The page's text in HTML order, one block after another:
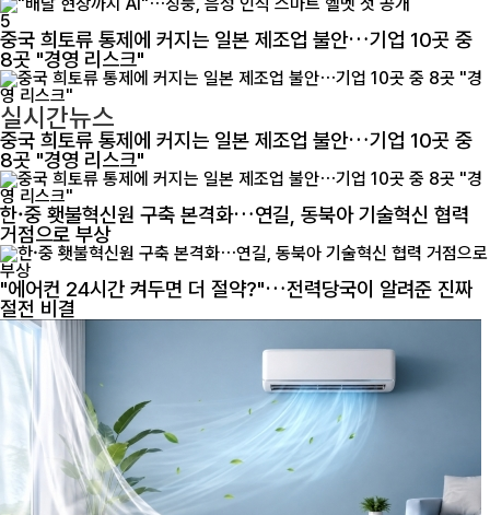
5
중국 희토류 통제에 커지는 일본 제조업 불안…기업 10곳 중
8곳 "경영 리스크"
실시간뉴스
중국 희토류 통제에 커지는 일본 제조업 불안…기업 10곳 중
8곳 "경영 리스크"
한·중 횃불혁신원 구축 본격화…연길, 동북아 기술혁신 협력
거점으로 부상
"에어컨 24시간 켜두면 더 절약?"…전력당국이 알려준 진짜
절전 비결